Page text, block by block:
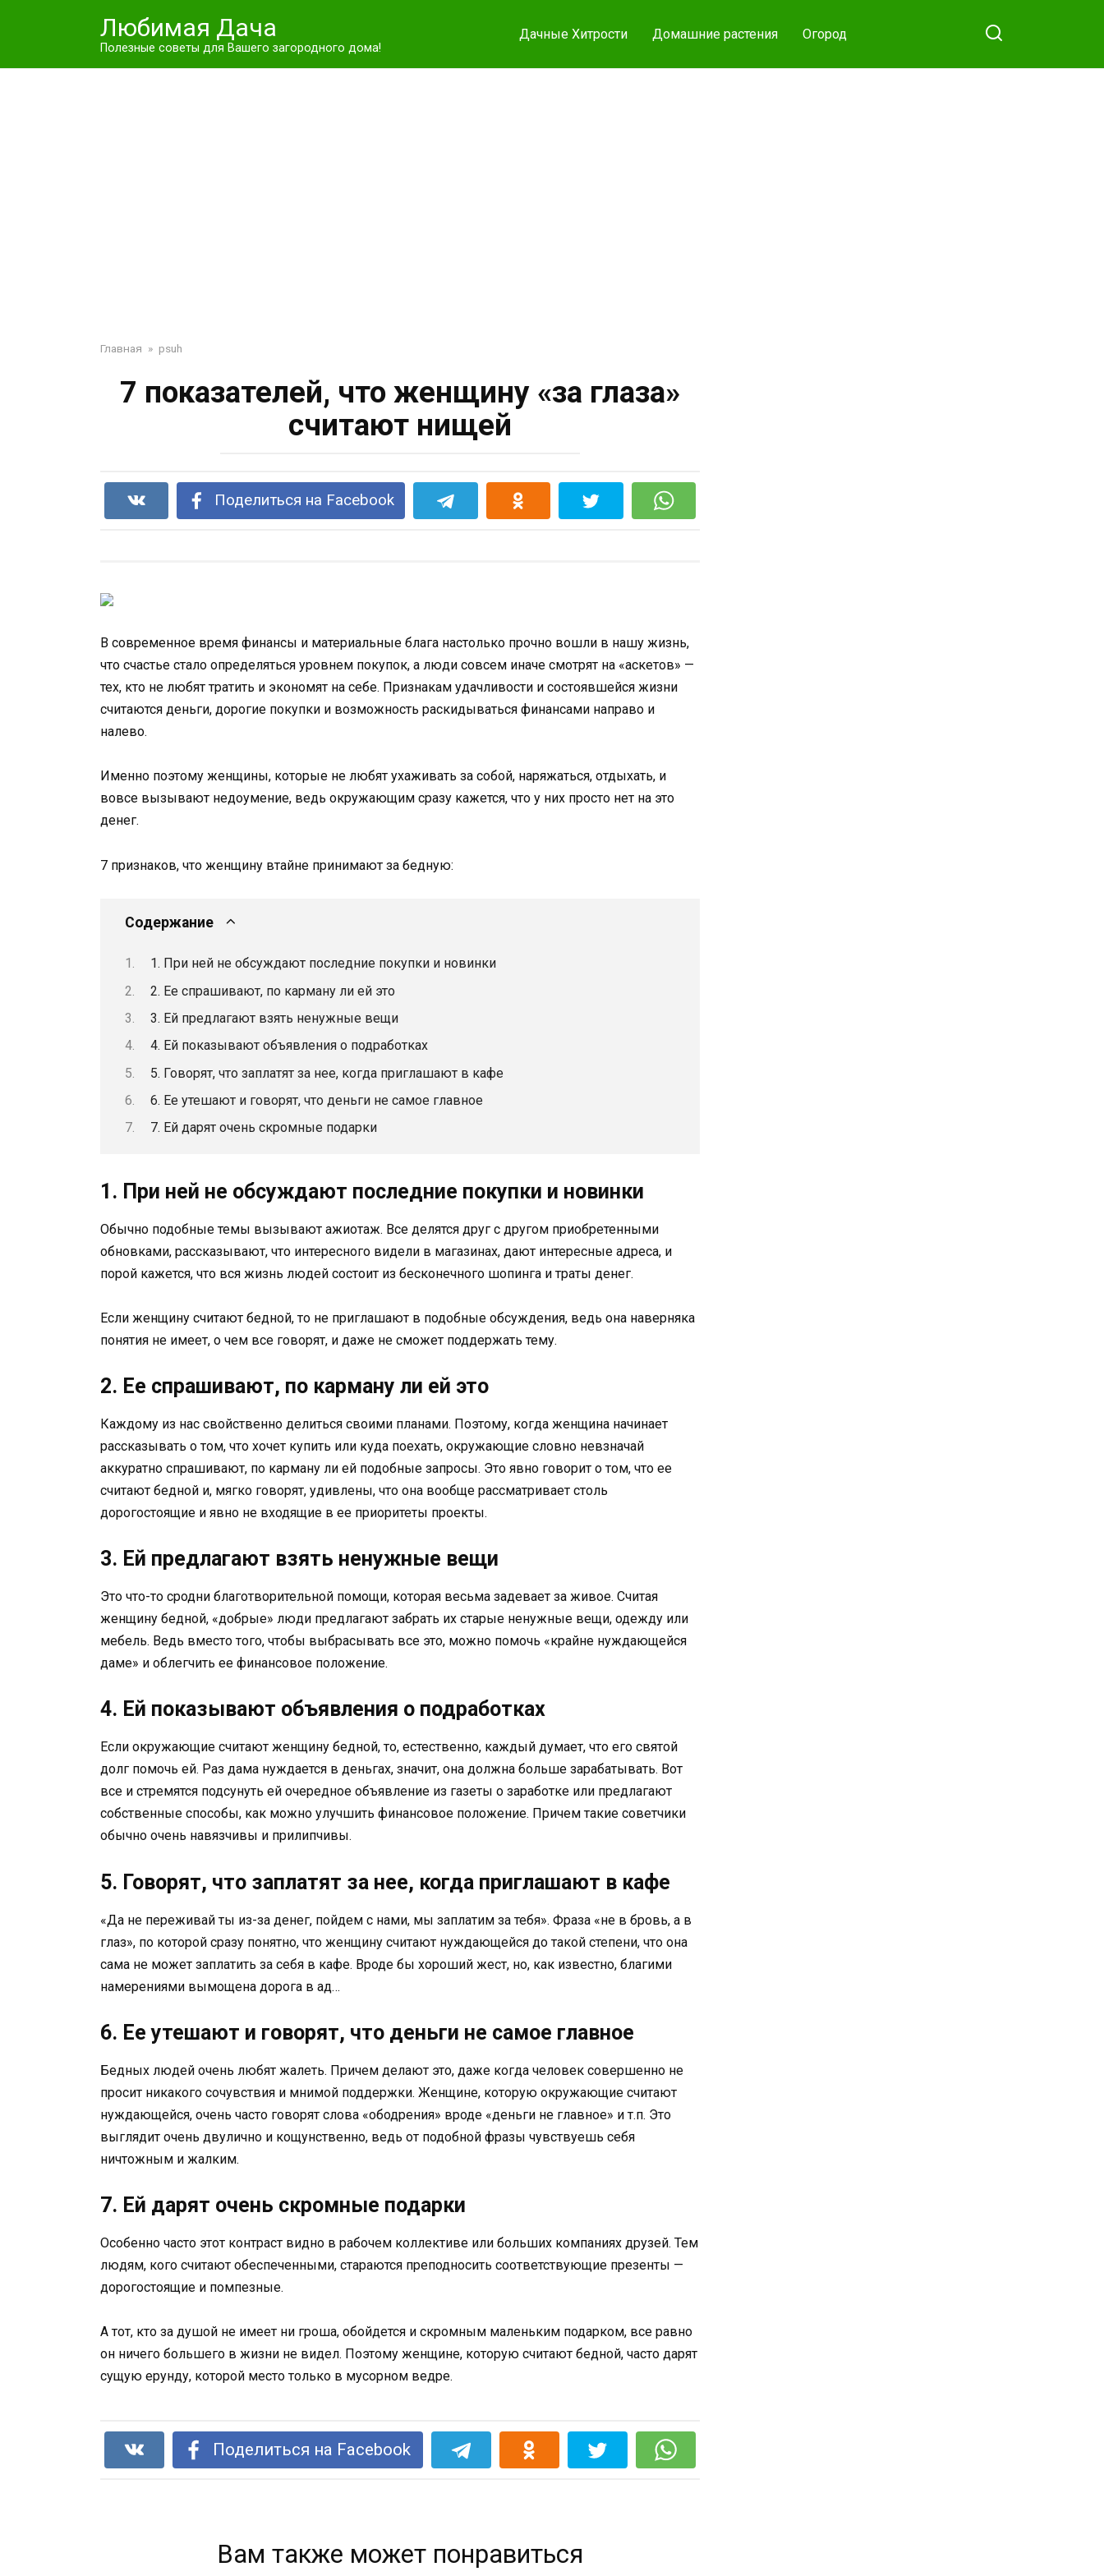
Любимая Дача
Полезные советы для Вашего загородного дома!
Дачные Хитрости Домашние растения Огород
Главная » psuh
7 показателей, что женщину «за глаза»
считают нищей
Поделиться на Facebook
В современное время финансы и материальные блага настолько прочно вошли в нашу жизнь,
что счастье стало определяться уровнем покупок, а люди совсем иначе смотрят на «аскетов» —
тех, кто не любят тратить и экономят на себе. Признакам удачливости и состоявшейся жизни
считаются деньги, дорогие покупки и возможность раскидываться финансами направо и
налево.
Именно поэтому женщины, которые не любят ухаживать за собой, наряжаться, отдыхать, и
вовсе вызывают недоумение, ведь окружающим сразу кажется, что у них просто нет на это
денег.
7 признаков, что женщину втайне принимают за бедную:
Содержание
1. При ней не обсуждают последние покупки и новинки
2. Ее спрашивают, по карману ли ей это
3. Ей предлагают взять ненужные вещи
4. Ей показывают объявления о подработках
5. Говорят, что заплатят за нее, когда приглашают в кафе
6. Ее утешают и говорят, что деньги не самое главное
7. Ей дарят очень скромные подарки
1. При ней не обсуждают последние покупки и новинки
Обычно подобные темы вызывают ажиотаж. Все делятся друг с другом приобретенными
обновками, рассказывают, что интересного видели в магазинах, дают интересные адреса, и
порой кажется, что вся жизнь людей состоит из бесконечного шопинга и траты денег.
Если женщину считают бедной, то не приглашают в подобные обсуждения, ведь она наверняка
понятия не имеет, о чем все говорят, и даже не сможет поддержать тему.
2. Ее спрашивают, по карману ли ей это
Каждому из нас свойственно делиться своими планами. Поэтому, когда женщина начинает
рассказывать о том, что хочет купить или куда поехать, окружающие словно невзначай
аккуратно спрашивают, по карману ли ей подобные запросы. Это явно говорит о том, что ее
считают бедной и, мягко говорят, удивлены, что она вообще рассматривает столь
дорогостоящие и явно не входящие в ее приоритеты проекты.
3. Ей предлагают взять ненужные вещи
Это что-то сродни благотворительной помощи, которая весьма задевает за живое. Считая
женщину бедной, «добрые» люди предлагают забрать их старые ненужные вещи, одежду или
мебель. Ведь вместо того, чтобы выбрасывать все это, можно помочь «крайне нуждающейся
даме» и облегчить ее финансовое положение.
4. Ей показывают объявления о подработках
Если окружающие считают женщину бедной, то, естественно, каждый думает, что его святой
долг помочь ей. Раз дама нуждается в деньгах, значит, она должна больше зарабатывать. Вот
все и стремятся подсунуть ей очередное объявление из газеты о заработке или предлагают
собственные способы, как можно улучшить финансовое положение. Причем такие советчики
обычно очень навязчивы и прилипчивы.
5. Говорят, что заплатят за нее, когда приглашают в кафе
«Да не переживай ты из-за денег, пойдем с нами, мы заплатим за тебя». Фраза «не в бровь, а в
глаз», по которой сразу понятно, что женщину считают нуждающейся до такой степени, что она
сама не может заплатить за себя в кафе. Вроде бы хороший жест, но, как известно, благими
намерениями вымощена дорога в ад…
6. Ее утешают и говорят, что деньги не самое главное
Бедных людей очень любят жалеть. Причем делают это, даже когда человек совершенно не
просит никакого сочувствия и мнимой поддержки. Женщине, которую окружающие считают
нуждающейся, очень часто говорят слова «ободрения» вроде «деньги не главное» и т.п. Это
выглядит очень двулично и кощунственно, ведь от подобной фразы чувствуешь себя
ничтожным и жалким.
7. Ей дарят очень скромные подарки
Особенно часто этот контраст видно в рабочем коллективе или больших компаниях друзей. Тем
людям, кого считают обеспеченными, стараются преподносить соответствующие презенты —
дорогостоящие и помпезные.
А тот, кто за душой не имеет ни гроша, обойдется и скромным маленьким подарком, все равно
он ничего большего в жизни не видел. Поэтому женщине, которую считают бедной, часто дарят
сущую ерунду, которой место только в мусорном ведре.
Поделиться на Facebook
Вам также может понравиться